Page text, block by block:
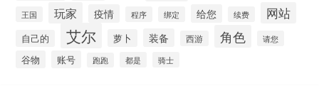
王国 玩家 疫情 程序 绑定 给您 续费 网站
自己的 艾尔 萝卜 装备 西游 角色 请您
谷物 账号 跑跑 都是 骑士